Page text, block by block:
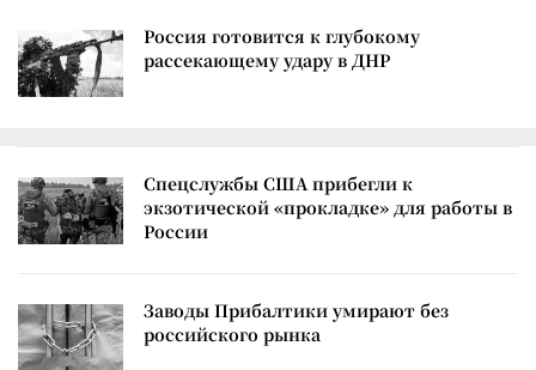
Россия готовится к глубокому
рассекающему удару в ДНР
Спецслужбы США прибегли к
экзотической «прокладке» для работы в
России
Заводы Прибалтики умирают без
российского рынка